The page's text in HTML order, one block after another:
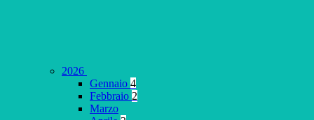
2026
Gennaio 4
Febbraio 2
Marzo